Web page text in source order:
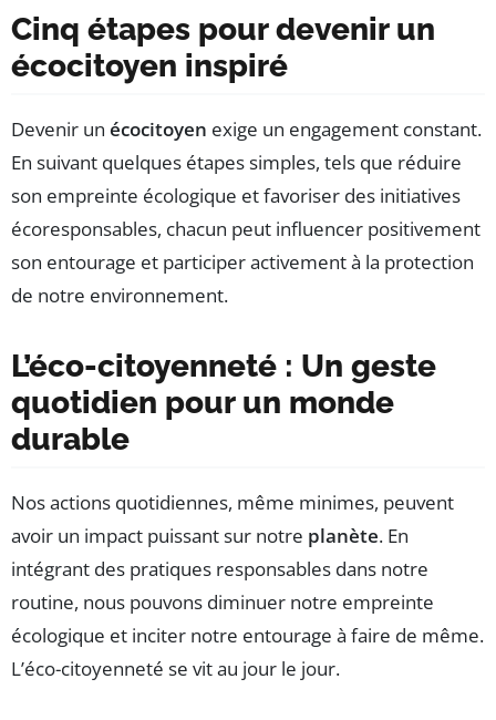
Cinq étapes pour devenir un
écocitoyen inspiré
Devenir un écocitoyen exige un engagement constant.
En suivant quelques étapes simples, tels que réduire
son empreinte écologique et favoriser des initiatives
écoresponsables, chacun peut influencer positivement
son entourage et participer activement à la protection
de notre environnement.
L’éco-citoyenneté : Un geste
quotidien pour un monde
durable
Nos actions quotidiennes, même minimes, peuvent
avoir un impact puissant sur notre planète. En
intégrant des pratiques responsables dans notre
routine, nous pouvons diminuer notre empreinte
écologique et inciter notre entourage à faire de même.
L’éco-citoyenneté se vit au jour le jour.